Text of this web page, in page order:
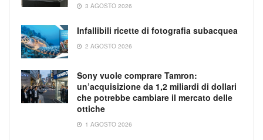
3 AGOSTO 2026
Infallibili ricette di fotografia subacquea
2 AGOSTO 2026
Sony vuole comprare Tamron:
un’acquisizione da 1,2 miliardi di dollari
che potrebbe cambiare il mercato delle
ottiche
1 AGOSTO 2026